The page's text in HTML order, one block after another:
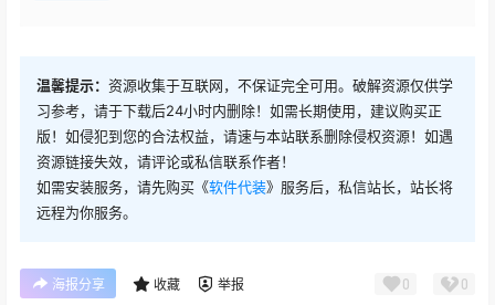
温馨提示： 资源收集于互联网，不保证完全可用。破解资源仅供学
习参考，请于下载后24小时内删除！如需长期使用，建议购买正
版！如侵犯到您的合法权益，请速与本站联系删除侵权资源！如遇
资源链接失效，请评论或私信联系作者！
如需安装服务，请先购买《软件代装》服务后，私信站长，站长将
远程为你服务。
海报分享 收藏 举报 0 0